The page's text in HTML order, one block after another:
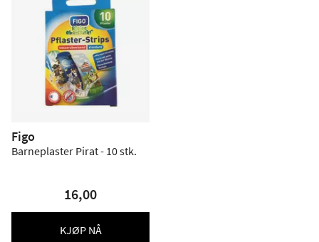
Figo
Barneplaster Pirat - 10 stk.
16,00
KJØP NÅ